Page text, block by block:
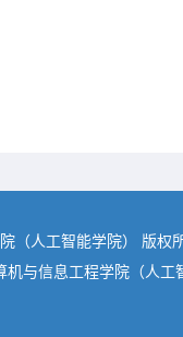
（人工智能学院） 版权
与信息工程学院（人工